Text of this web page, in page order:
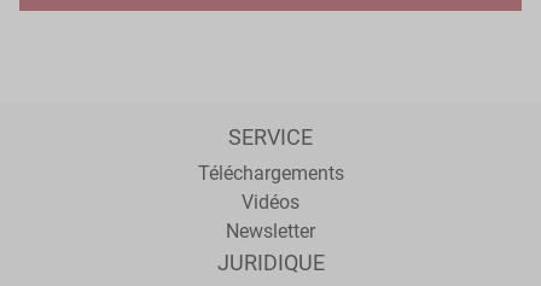
SERVICE
Téléchargements
Vidéos
Newsletter
JURIDIQUE